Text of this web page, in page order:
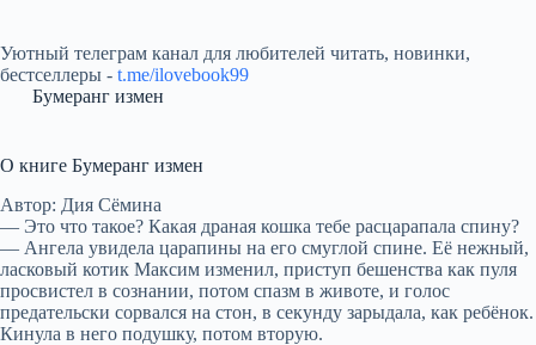
Уютный телеграм канал для любителей читать, новинки,
бестселлеры - t.me/ilovebook99
Бумеранг измен
О книге Бумеранг измен
Автор: Дия Сёмина
— Это что такое? Какая драная кошка тебе расцарапала спину?
— Ангела увидела царапины на его смуглой спине. Её нежный,
ласковый котик Максим изменил, приступ бешенства как пуля
просвистел в сознании, потом спазм в животе, и голос
предательски сорвался на стон, в секунду зарыдала, как ребёнок.
Кинула в него подушку, потом вторую.